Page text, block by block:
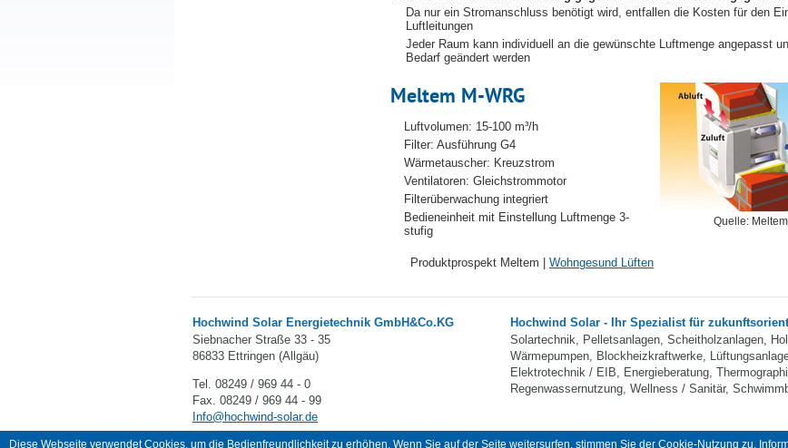
Diese Webseite verwendet Cookies, um die Bedienfreundlichkeit zu erhöhen. Wenn Sie auf der Seite weitersurfen, stimmen Sie der Cookie-Nutzung zu.
Da nur ein Stromanschluss benötigt wird, entfallen die Kosten für den
Luftleitungen
Jeder Raum kann individuell an die gewünschte Luftmenge angepasst
Bedarf geändert werden
Quelle: Meltem
Meltem M-WRG
Luftvolumen: 15-100 m³/h
Filter: Ausführung G4
Wärmetauscher: Kreuzstrom
Ventilatoren: Gleichstrommotor
Filterüberwachung integriert
Bedieneinheit mit Einstellung Luftmenge 3-
stufig
Produktprospekt Meltem | Wohngesund Lüften
Hochwind Solar Energietechnik GmbH&Co.KG
Siebnacher Straße 33 - 35
86833 Ettringen (Allgäu)
Tel. 08249 / 969 44 - 0
Fax. 08249 / 969 44 - 99
Info@hochwind-solar.de
Hochwind Solar - Ihr Spezialist für
Solartechnik, Pelletsanlagen, Scheitholzanlagen,
Wärmepumpen, Blockheizkraftwerke,
Elektrotechnik / EIB, Energieberatung,
Regenwassernutzung, Wellness / Sanitär,